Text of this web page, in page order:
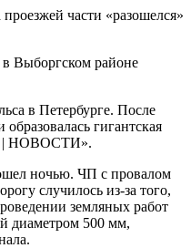
Выборгском районе
в Петербурге. После
гигантская
| НОВОСТИ».
ночью. ЧП с провалом
случилось из-за того,
земляных работ
диаметром 500 мм,